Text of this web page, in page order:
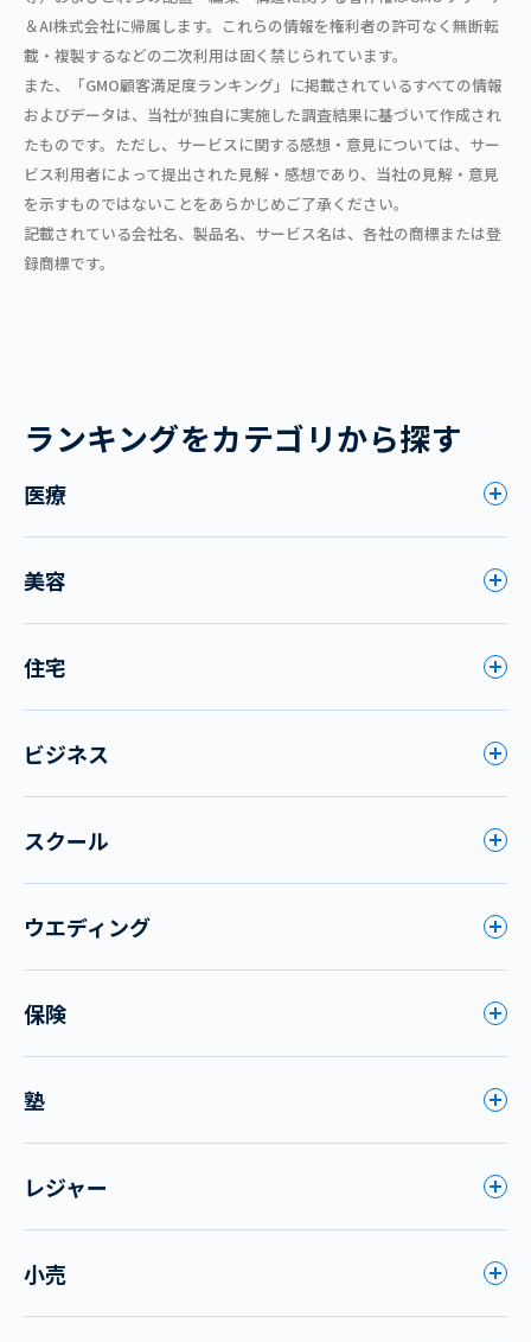
＆AI株式会社に帰属します。これらの情報を権利者の許可なく無断転
載・複製するなどの二次利用は固く禁じられています。
また、「GMO顧客満足度ランキング」に掲載されているすべての情報
およびデータは、当社が独自に実施した調査結果に基づいて作成され
たものです。ただし、サービスに関する感想・意見については、サー
ビス利用者によって提出された見解・感想であり、当社の見解・意見
を示すものではないことをあらかじめご了承ください。
記載されている会社名、製品名、サービス名は、各社の商標または登
録商標です。
ランキングをカテゴリから探す
医療
美容
住宅
ビジネス
スクール
ウエディング
保険
塾
レジャー
小売